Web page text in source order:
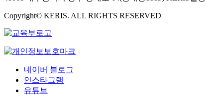
Copyright© KERIS. ALL RIGHTS RESERVED
네이버 블로그
인스타그램
유튜브